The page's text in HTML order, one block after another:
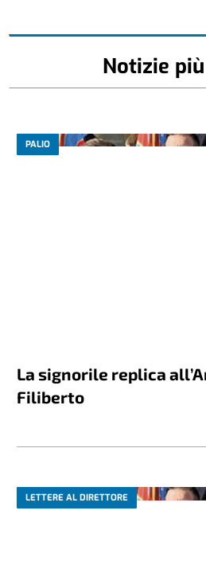
Notizie
PALIO
La signorile replica
Filiberto
LETTERE AL DIRETTORE